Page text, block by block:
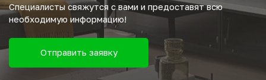
Специалисты свяжутся с вами и предоставят всю
необходимую информацию!
Отправить заявку